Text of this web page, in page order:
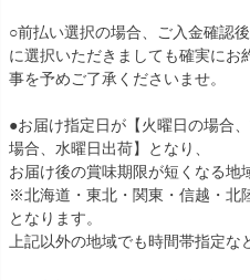
○前払い選択の場合、ご入金確認
に選択いただきましても確実にお
事を予めご了承くださいませ。
●お届け指定日が【火曜日の場合
場合、水曜日出荷】となり、
お届け後の賞味期限が短くなる地
※北海道・東北・関東・信越・北
となります。
上記以外の地域でも時間帯指定な